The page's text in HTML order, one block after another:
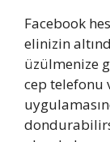
Facebook
elinizin
üzülmenize
cep telefonu